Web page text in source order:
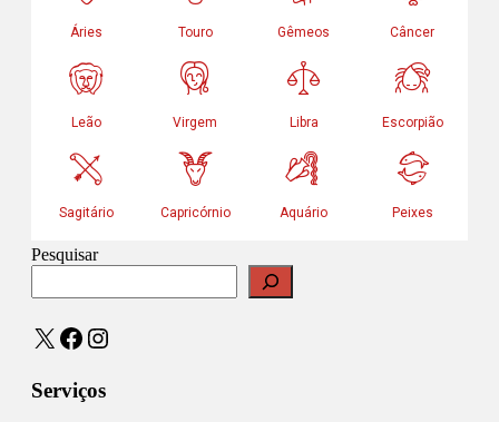
Pesquisar
X Facebook
Instagram
Serviços